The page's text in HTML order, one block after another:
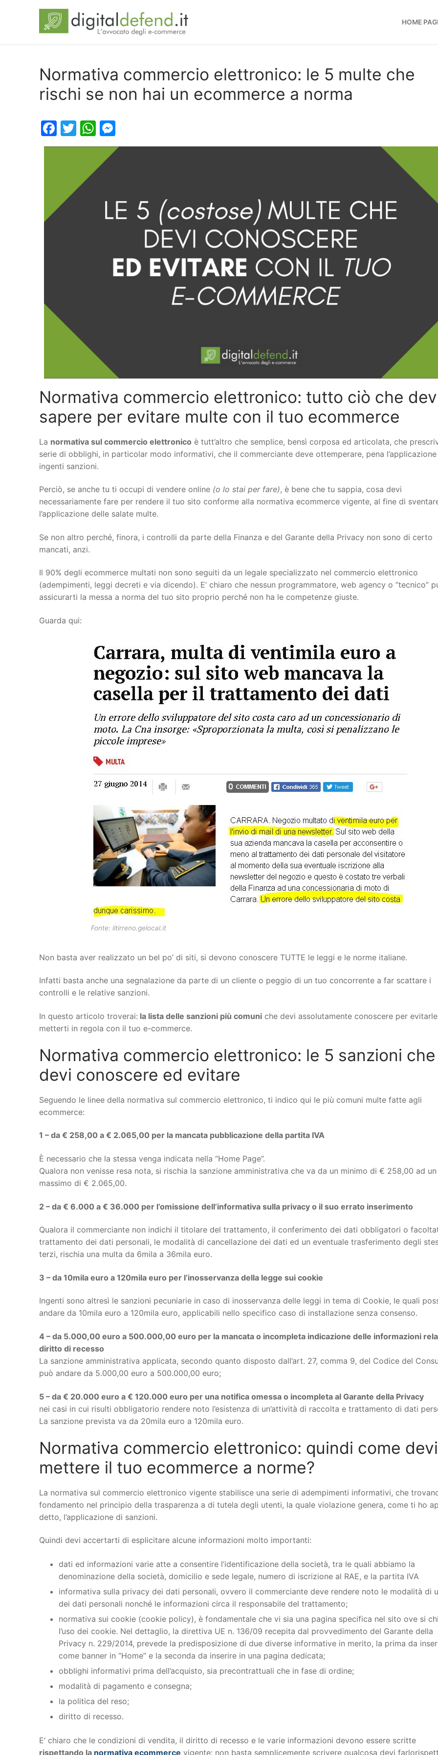
HOME
Normativa commercio elettronico: le 5 multe che
rischi se non hai un ecommerce a norma
Facebook
TwitterWhatsApp
Normativa commercio elettronico: tutto ciò che
sapere per evitare multe con il tuo ecommerce
La normativa sul commercio elettronico è tutt’altro che semplice, bensì corposa ed articolata, che
serie di obblighi, in particolar modo informativi, che il commerciante deve ottemperare, pena
ingenti sanzioni.
Perciò, se anche tu ti occupi di vendere online (o lo stai per fare), è bene che tu sappia, cosa devi
necessariamente fare per rendere il tuo sito conforme alla normativa ecommerce vigente, al fine di
l’applicazione delle salate multe.
Se non altro perché, finora, i controlli da parte della Finanza e del Garante della Privacy non sono di certo
mancati, anzi.
Il 90% degli ecommerce multati non sono seguiti da un legale specializzato nel commercio elettronico
(adempimenti, leggi decreti e via dicendo). E’ chiaro che nessun programmatore, web agency o ”tecnico”
assicurarti la messa a norma del tuo sito proprio perché non ha le competenze giuste.
Guarda qui:
Fonte: iltirreno.gelocal.it
Non basta aver realizzato un bel po’ di siti, si devono conoscere TUTTE le leggi e le norme italiane.
Infatti basta anche una segnalazione da parte di un cliente o peggio di un tuo concorrente a far scattare i
controlli e le relative sanzioni.
In questo articolo troverai: la lista delle sanzioni più comuni che devi assolutamente conoscere per
metterti in regola con il tuo e-commerce.
Normativa commercio elettronico: le 5 sanzioni che
devi conoscere ed evitare
Seguendo le linee della normativa sul commercio elettronico, ti indico qui le più comuni multe fatte agli
ecommerce:
1 – da € 258,00 a € 2.065,00 per la mancata pubblicazione della partita IVA
È necessario che la stessa venga indicata nella “Home Page”.
Qualora non venisse resa nota, si rischia la sanzione amministrativa che va da un minimo di € 258,00 ad un
massimo di € 2.065,00.
2 – da € 6.000 a € 36.000 per l’omissione dell’informativa sulla privacy o il suo errato inserimento
Qualora il commerciante non indichi il titolare del trattamento, il conferimento dei dati obbligatori o
trattamento dei dati personali, le modalità di cancellazione dei dati ed un eventuale trasferimento degli
terzi, rischia una multa da 6mila a 36mila euro.
3 – da 10mila euro a 120mila euro per l’inosservanza della legge sui cookie
Ingenti sono altresì le sanzioni pecuniarie in caso di inosservanza delle leggi in tema di Cookie, le quali
andare da 10mila euro a 120mila euro, applicabili nello specifico caso di installazione senza consenso.
4 – da 5.000,00 euro a 500.000,00 euro per la mancata o incompleta indicazione delle informazioni
diritto di recesso
La sanzione amministrativa applicata, secondo quanto disposto dall’art. 27, comma 9, del Codice del
può andare da 5.000,00 euro a 500.000,00 euro;
5 – da € 20.000 euro a € 120.000 euro per una notifica omessa o incompleta al Garante della Privacy
nei casi in cui risulti obbligatorio rendere noto l’esistenza di un’attività di raccolta e trattamento di dati
La sanzione prevista va da 20mila euro a 120mila euro.
Normativa commercio elettronico: quindi come devi
mettere il tuo ecommerce a norme?
La normativa sul commercio elettronico vigente stabilisce una serie di adempimenti informativi, che
fondamento nel principio della trasparenza a di tutela degli utenti, la quale violazione genera, come ti ho
detto, l’applicazione di sanzioni.
Quindi devi accertarti di esplicitare alcune informazioni molto importanti:
dati ed informazioni varie atte a consentire l’identificazione della società, tra le quali abbiamo la
denominazione della società, domicilio e sede legale, numero di iscrizione al RAE, e la partita IVA
informativa sulla privacy dei dati personali, ovvero il commerciante deve rendere noto le modalità di
dei dati personali nonché le informazioni circa il responsabile del trattamento;
normativa sui cookie (cookie policy), è fondamentale che vi sia una pagina specifica nel sito ove si
l’uso dei cookie. Nel dettaglio, la direttiva UE n. 136/09 recepita dal provvedimento del Garante della
Privacy n. 229/2014, prevede la predisposizione di due diverse informative in merito, la prima da
come banner in “Home” e la seconda da inserire in una pagina dedicata;
obblighi informativi prima dell’acquisto, sia precontrattuali che in fase di ordine;
modalità di pagamento e consegna;
la politica del reso;
diritto di recesso.
E’ chiaro che le condizioni di vendita, il diritto di recesso e le varie informazioni devono essere scritte
rispettando la normativa ecommerce vigente: non basta semplicemente scrivere qualcosa devi